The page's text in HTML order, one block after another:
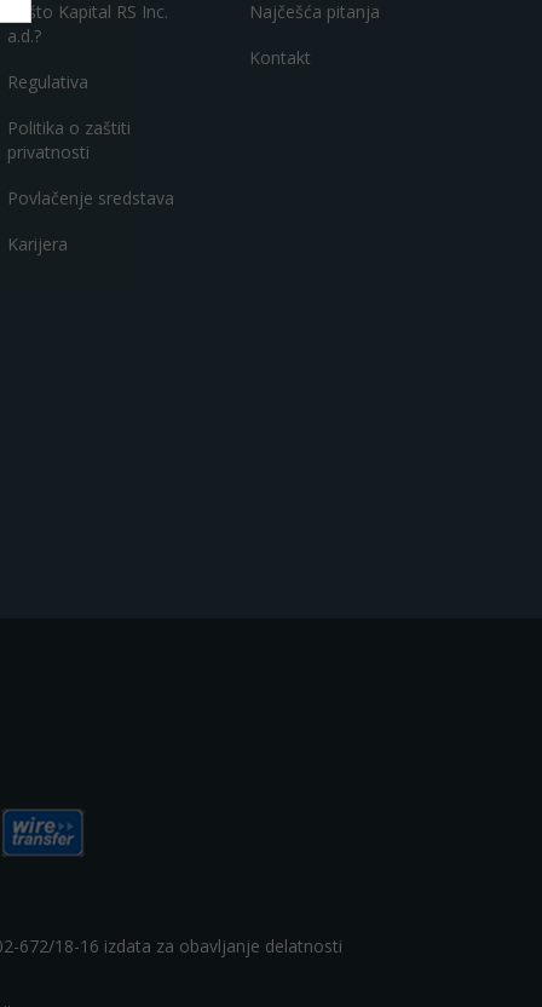
Zašto Kapital RS Inc.
a.d.?
Regulativa
Politika o zaštiti
privatnosti
Povlačenje sredstava
Karijera
Najčešća pitanja
Kontakt
672/18-16 izdata za obavljanje delatnosti